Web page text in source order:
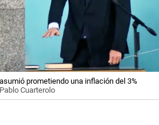
prometiendo una inflación del 3%
Cuarterolo